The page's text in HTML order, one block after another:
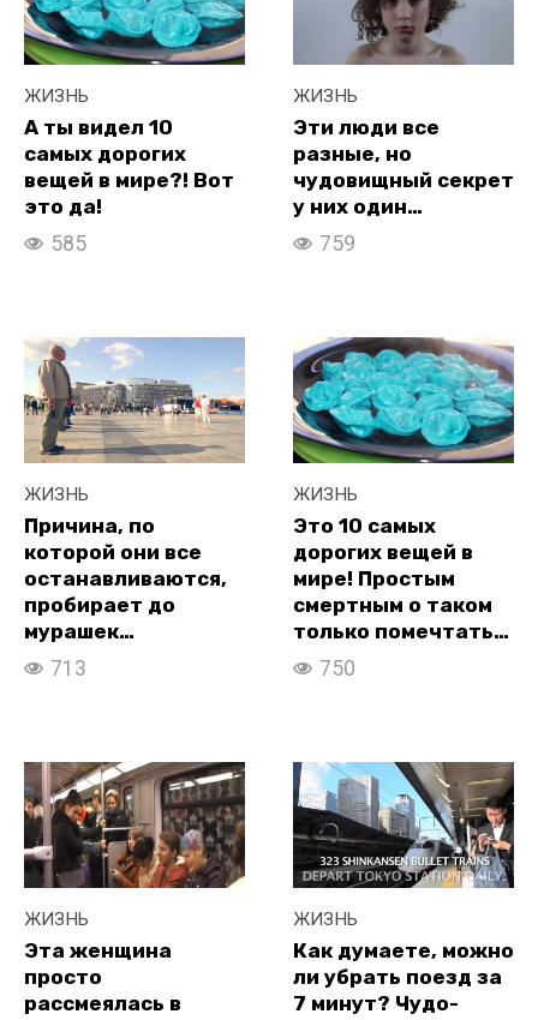
ЖИЗНЬ
А ты видел 10
самых дорогих
вещей в мире?! Вот
это да!
585
ЖИЗНЬ
Эти люди все
разные, но
чудовищный секрет
у них один…
759
ЖИЗНЬ
Причина, по
которой они все
останавливаются,
пробирает до
мурашек…
713
ЖИЗНЬ
Это 10 самых
дорогих вещей в
мире! Простым
смертным о таком
только помечтать…
750
ЖИЗНЬ
Эта женщина
просто
рассмеялась в
ЖИЗНЬ
Как думаете, можно
ли убрать поезд за
7 минут? Чудо-